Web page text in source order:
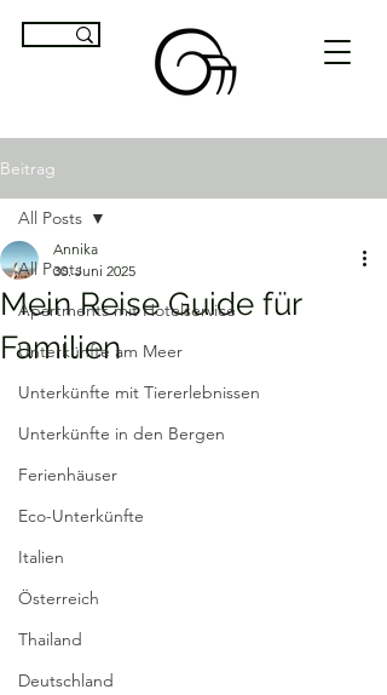
Beitrag
All Posts
Apartments mit Hotelservice
Unterkünfte am Meer
Unterkünfte mit Tiererlebnissen
Unterkünfte in den Bergen
Ferienhäuser
Eco-Unterkünfte
Italien
Österreich
Thailand
Deutschland
All Posts
Mein Reise Guide für
Familien
Annika
30. Juni 2025